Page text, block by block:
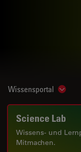
Wissensportal Show
Science Lab
Wissens- und
Mitmachen.